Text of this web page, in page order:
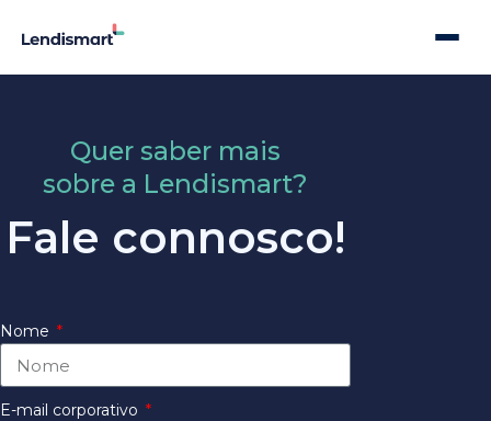
Quer saber mais
sobre a Lendismart?
Fale connosco!
Nome
E-mail corporativo